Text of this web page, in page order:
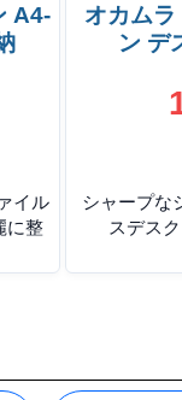
A4-
イル
に整
オカム
ン デ
シャープな
スデス